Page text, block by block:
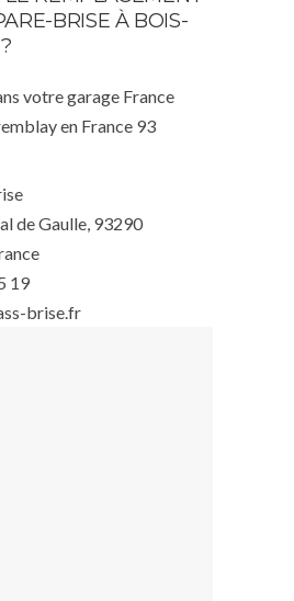
BRISE À BOIS-
votre garage France
en France 93
de Gaulle, 93290
19
brise.fr